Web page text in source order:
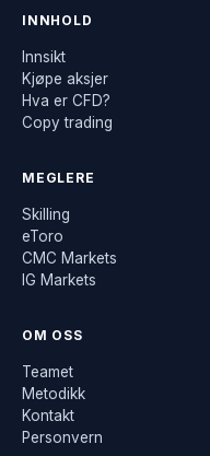
INNHOLD
Innsikt
Kjøpe aksjer
Hva er CFD?
Copy trading
MEGLERE
Skilling
eToro
CMC Markets
IG Markets
OM OSS
Teamet
Metodikk
Kontakt
Personvern